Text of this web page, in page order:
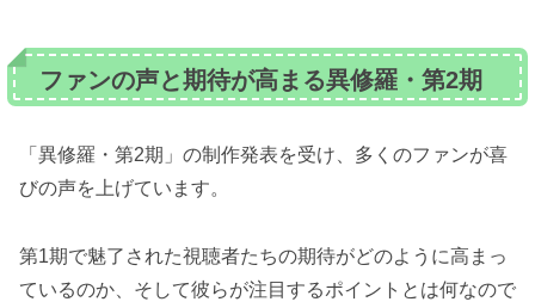
ファンの声と期待が高まる異修羅・第2期
「異修羅・第2期」の制作発表を受け、多くのファンが喜
びの声を上げています。
第1期で魅了された視聴者たちの期待がどのように高まっ
ているのか、そして彼らが注目するポイントとは何なので